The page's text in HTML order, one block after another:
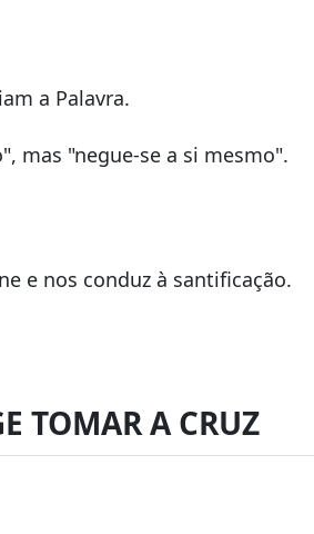
a Palavra.
mas "negue-se a si mesmo".
e nos conduz à santificação.
TOMAR A CRUZ